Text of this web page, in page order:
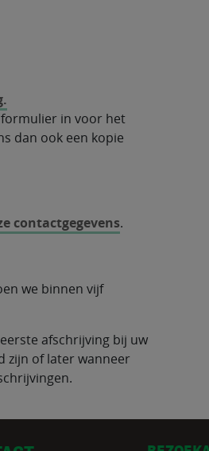
.
formulier in voor het
dan ook een kopie
contactgegevens.
we binnen vijf
afschrijving bij uw
zijn of later wanneer